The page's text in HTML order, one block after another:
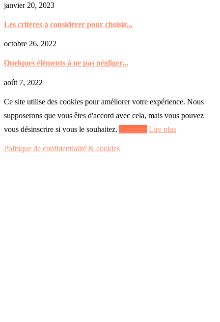
janvier 20, 2023
Les critères à considérer pour choisir...
octobre 26, 2022
Quelques éléments à ne pas négliger...
août 7, 2022
Ce site utilise des cookies pour améliorer votre expérience. Nous
supposerons que vous êtes d'accord avec cela, mais vous pouvez
vous désinscrire si vous le souhaitez. Accepter Lire plus
Politique de confidentialité & cookies